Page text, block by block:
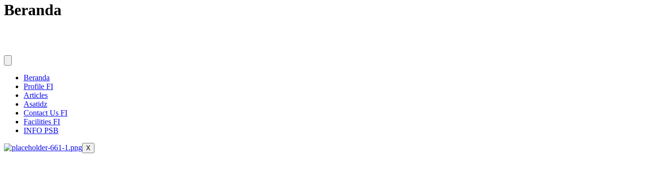
Beranda
Beranda
Profile FI
Articles
Asatidz
Contact Us FI
Facilities FI
INFO PSB
X